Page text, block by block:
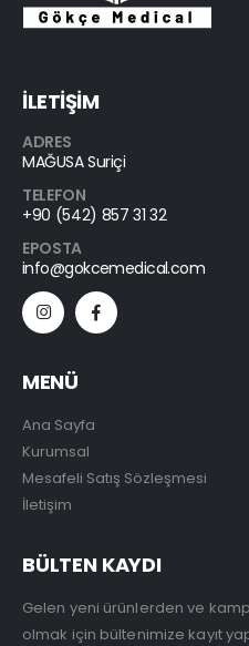
İLETİŞİM
ADRES
MAĞUSA Suriçi
TELEFON
+90 (542) 857 31 32
EPOSTA
info@gokcemedical.com
MENÜ
Ana Sayfa
Kurumsal
Mesafeli Satış Sözleşmesi
İletişim
BÜLTEN KAYDI
Gelen yeni ürünlerden ve
olmak için bültenimize kayıt